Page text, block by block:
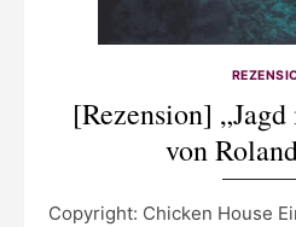
[Rezension]
von
Copyright: Chicken House